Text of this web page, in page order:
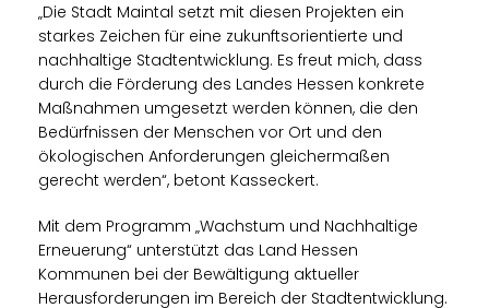
Die Stadt Maintal setzt mit diesen Projekten ein
starkes Zeichen für eine zukunftsorientierte und
nachhaltige Stadtentwicklung. Es freut mich, dass
durch die Förderung des Landes Hessen konkrete
Maßnahmen umgesetzt werden können, die den
Bedürfnissen der Menschen vor Ort und den
ökologischen Anforderungen gleichermaßen
gerecht werden“, betont Kasseckert.
Mit dem Programm „Wachstum und Nachhaltige
Erneuerung“ unterstützt das Land Hessen
Kommunen bei der Bewältigung aktueller
Herausforderungen im Bereich der Stadtentwicklung.